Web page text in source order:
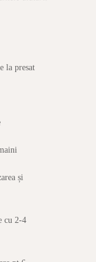
la presat
și
cu 2-4